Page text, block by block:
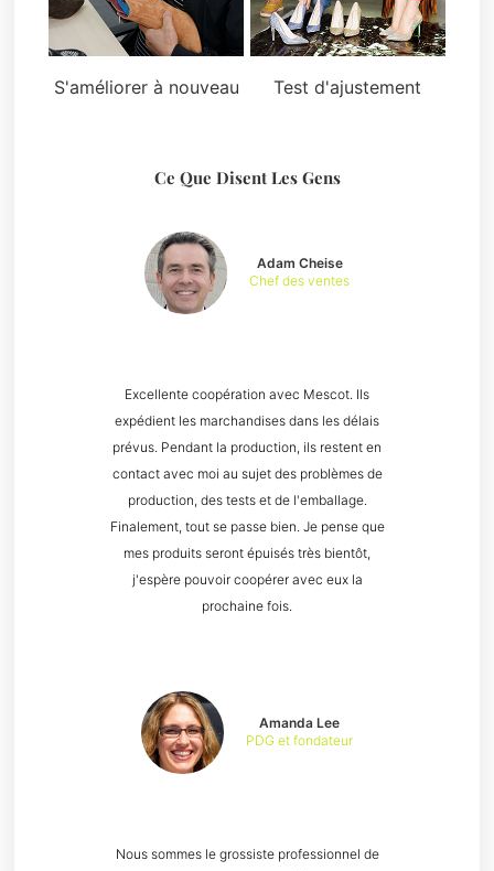
S'améliorer à nouveau Test d'ajustement
Ce Que Disent Les Gens
Nous sommes le grossiste professionnel de
Amanda Lee
PDG et fondateur
Excellente coopération avec Mescot. Ils
expédient les marchandises dans les délais
prévus. Pendant la production, ils restent en
contact avec moi au sujet des problèmes de
production, des tests et de l'emballage.
Finalement, tout se passe bien. Je pense que
mes produits seront épuisés très bientôt,
j'espère pouvoir coopérer avec eux la
prochaine fois.
Adam Cheise
Chef des ventes